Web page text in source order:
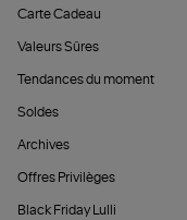
Carte Cadeau
Valeurs Sûres
Tendances du moment
Soldes
Archives
Offres Privilèges
Black Friday Lulli